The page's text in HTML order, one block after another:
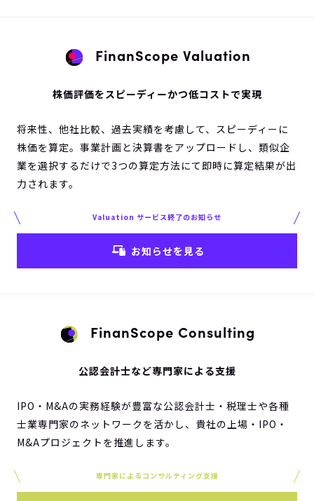
FinanScope Valuation
株価評価をスピーディーかつ低コストで実現
将来性、他社比較、過去実績を考慮して、スピーディーに
株価を算定。事業計画と決算書をアップロードし、類似企
業を選択するだけで3つの算定方法にて即時に算定結果が出
力されます。
Valuation サービス終了のお知らせ
お知らせを見る
FinanScope Consulting
公認会計士など専門家による支援
IPO・M&Aの実務経験が豊富な公認会計士・税理士や各種
士業専門家のネットワークを活かし、貴社の上場・IPO・
M&Aプロジェクトを推進します。
専門家によるコンサルティング支援